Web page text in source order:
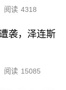
阅读 4318
袭，泽连斯
阅读 15085